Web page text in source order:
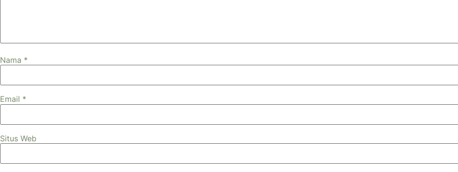
Nama *
Email *
Situs Web